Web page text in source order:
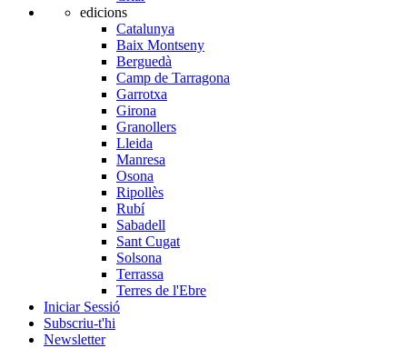
edicions
Catalunya
Baix Montseny
Berguedà
Camp de Tarragona
Garrotxa
Girona
Granollers
Lleida
Manresa
Osona
Ripollès
Rubí
Sabadell
Sant Cugat
Solsona
Terrassa
Terres de l'Ebre
Iniciar Sessió
Subscriu-t'hi
Newsletter